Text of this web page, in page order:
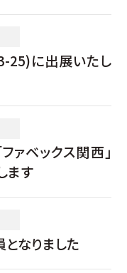
25)に出展いたし
ァベックス関西」
ます
なりました